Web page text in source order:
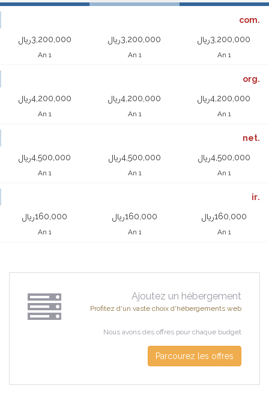
.com
3,200,000ریال
1 An
3,200,000ریال
1 An
3,200,000ریال
1 An
.org
4,200,000ریال
1 An
4,200,000ریال
1 An
4,200,000ریال
1 An
.net
4,500,000ریال
1 An
4,500,000ریال
1 An
4,500,000ریال
1 An
.ir
160,000ریال
1 An
160,000ریال
1 An
160,000ریال
1 An
Ajoutez un hébergement
Profitez d'un vaste choix d'hébergements web
Nous avons des offres pour chaque budget
Parcourez les offres